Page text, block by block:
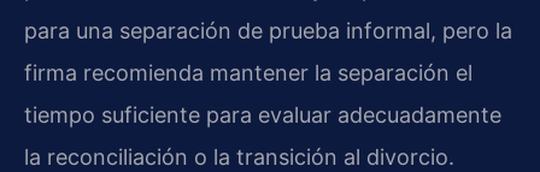
para una separación de prueba informal, pero la
firma recomienda mantener la separación el
tiempo suficiente para evaluar adecuadamente
la reconciliación o la transición al divorcio.